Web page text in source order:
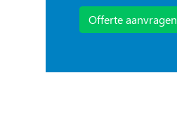
Offerte aanvragen